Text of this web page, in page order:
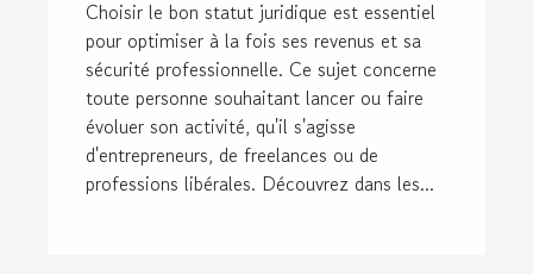
Choisir le bon statut juridique est essentiel
pour optimiser à la fois ses revenus et sa
sécurité professionnelle. Ce sujet concerne
toute personne souhaitant lancer ou faire
évoluer son activité, qu'il s'agisse
d'entrepreneurs, de freelances ou de
professions libérales. Découvrez dans les...